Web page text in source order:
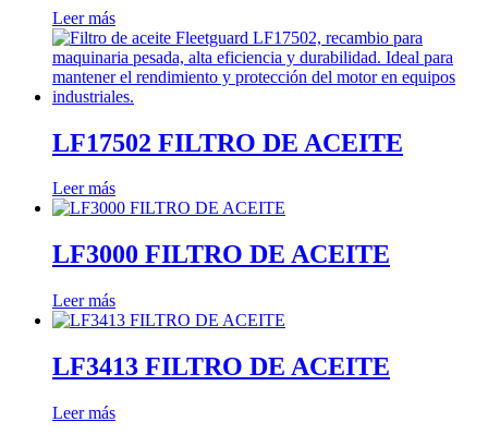
Leer más
LF17502 FILTRO DE ACEITE
Leer más
LF3000 FILTRO DE ACEITE
Leer más
LF3413 FILTRO DE ACEITE
Leer más